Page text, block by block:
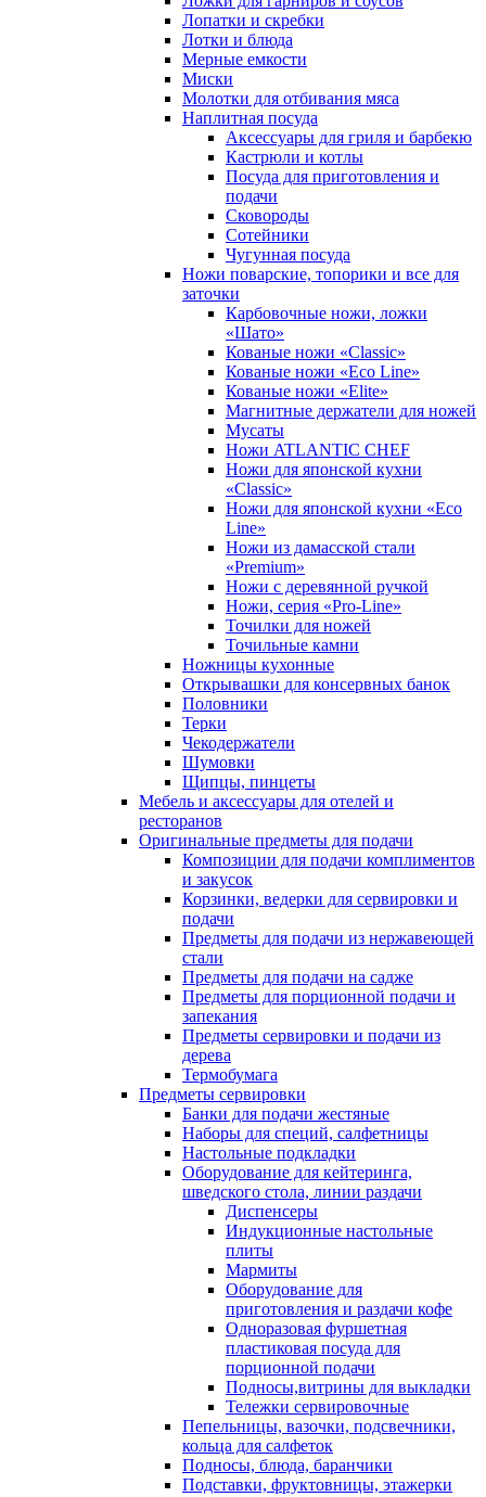
Лопатки и скребки
Лотки и блюда
Мерные емкости
Миски
Молотки для отбивания мяса
Наплитная посуда
Аксессуары для гриля и барбекю
Кастрюли и котлы
Посуда для приготовления и
подачи
Сковороды
Сотейники
Чугунная посуда
Ножи поварские, топорики и все для
заточки
Карбовочные ножи, ложки
«Шато»
Кованые ножи «Classic»
Кованые ножи «Eco Line»
Кованые ножи «Elite»
Магнитные держатели для ножей
Мусаты
Ножи ATLANTIC CHEF
Ножи для японской кухни
«Classic»
Ножи для японской кухни «Eco
Line»
Ножи из дамасской стали
«Premium»
Ножи с деревянной ручкой
Ножи, серия «Pro-Line»
Точилки для ножей
Точильные камни
Ножницы кухонные
Открывашки для консервных банок
Половники
Терки
Чекодержатели
Шумовки
Щипцы, пинцеты
Мебель и аксессуары для отелей и
ресторанов
Оригинальные предметы для подачи
Композиции для подачи комплиментов
и закусок
Корзинки, ведерки для сервировки и
подачи
Предметы для подачи из нержавеющей
стали
Предметы для подачи на садже
Предметы для порционной подачи и
запекания
Предметы сервировки и подачи из
дерева
Термобумага
Предметы сервировки
Банки для подачи жестяные
Наборы для специй, салфетницы
Настольные подкладки
Оборудование для кейтеринга,
шведского стола, линии раздачи
Диспенсеры
Индукционные настольные
плиты
Мармиты
Оборудование для
приготовления и раздачи кофе
Одноразовая фуршетная
пластиковая посуда для
порционной подачи
Подносы,витрины для выкладки
Тележки сервировочные
Пепельницы, вазочки, подсвечники,
кольца для салфеток
Подносы, блюда, баранчики
Подставки, фруктовницы, этажерки